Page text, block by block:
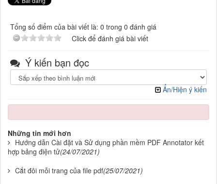
Tổng số điểm của bài viết là: 0 trong 0 đánh giá
Click để đánh giá bài viết
Ý kiến bạn đọc
Ẩn/Hiện ý kiến
Những tin mới hơn
Hướng dẫn Cài đặt và Sử dụng phần mềm PDF Annotator kết
hợp bảng điện tử(24/07/2021)
Cắt đôi mỗi trang của file pdf(25/07/2021)